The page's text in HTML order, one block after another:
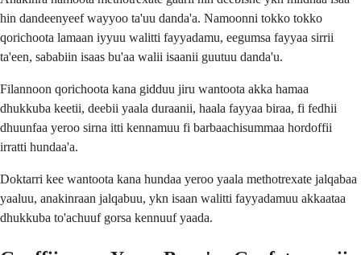
hin dandeenyeef wayyoo ta'uu danda'a. Namoonni tokko tokko
qorichoota lamaan iyyuu walitti fayyadamu, eegumsa fayyaa sirrii
ta'een, sababiin isaas bu'aa walii isaanii guutuu danda'u.
Filannoon qorichoota kana gidduu jiru wantoota akka hamaa
dhukkuba keetii, deebii yaala duraanii, haala fayyaa biraa, fi fedhii
dhuunfaa yeroo sirna itti kennamuu fi barbaachisummaa hordoffii
irratti hundaa'a.
Doktarri kee wantoota kana hundaa yeroo yaala methotrexate jalqabaa
yaaluu, anakinraan jalqabuu, ykn isaan walitti fayyadamuu akkaataa
dhukkuba to'achuuf gorsa kennuuf yaada.